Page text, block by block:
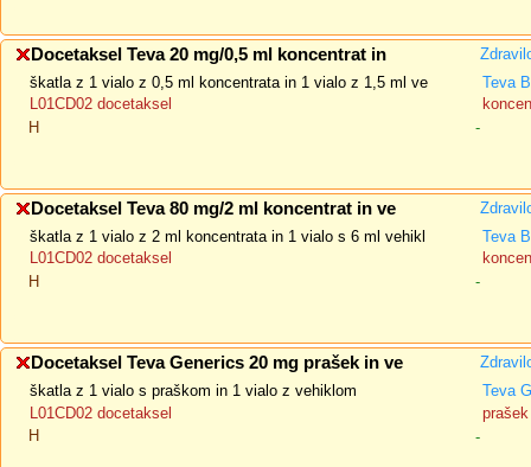
Docetaksel Teva 20 mg/0,5 ml koncentrat in
škatla z 1 vialo z 0,5 ml koncentrata in 1 vialo z 1,5 ml ve
Teva
L01CD02 docetaksel
H
-
Docetaksel Teva 80 mg/2 ml koncentrat in ve
škatla z 1 vialo z 2 ml koncentrata in 1 vialo s 6 ml vehikl
Teva
L01CD02 docetaksel
H
-
Docetaksel Teva Generics 20 mg prašek in ve
škatla z 1 vialo s praškom in 1 vialo z vehiklom
Teva
L01CD02 docetaksel
H
-